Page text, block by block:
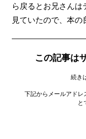
ら戻るとお兄さん
見ていたので、本の
この記事は
続き
下記からメールアドレ
と